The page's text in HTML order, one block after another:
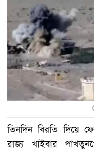
তিনদিন বিরতি দিয়ে
রাজ্য খাইবার